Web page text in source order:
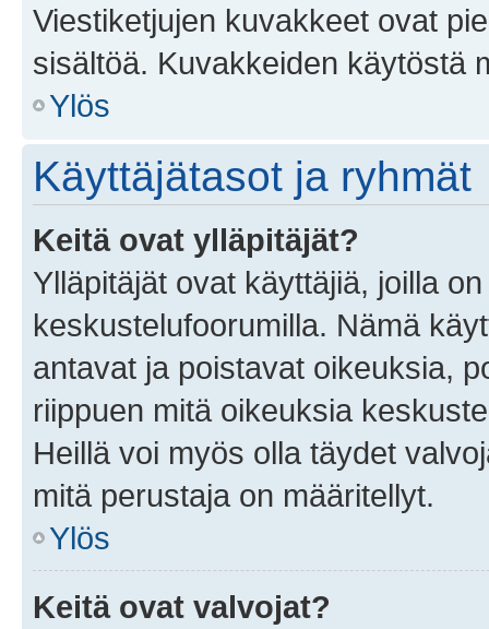
Viestiketjujen kuvakkeet ovat
sisältöä. Kuvakkeiden käytöstä
Ylös
Käyttäjätasot ja ryhmät
Keitä ovat ylläpitäjät?
Ylläpitäjät ovat käyttäjiä, joilla
keskustelufoorumilla. Nämä
antavat ja poistavat oikeuksia,
riippuen mitä oikeuksia
Heillä voi myös olla täydet
mitä perustaja on määritellyt.
Ylös
Keitä ovat valvojat?